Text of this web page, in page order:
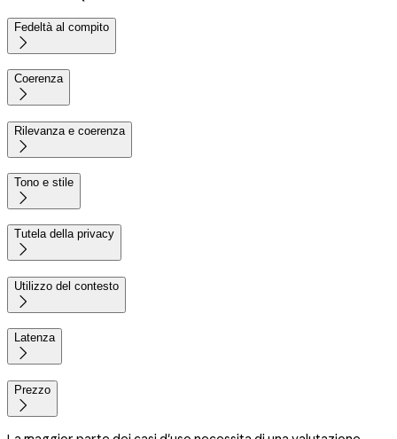
Fedeltà al compito

Coerenza

Rilevanza e coerenza

Tono e stile

Tutela della privacy

Utilizzo del contesto

Latenza

Prezzo
